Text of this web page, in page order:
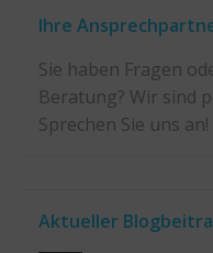
Ihre
Sie haben Fragen
Beratung? Wir sind
Sprechen Sie uns an!
Aktueller